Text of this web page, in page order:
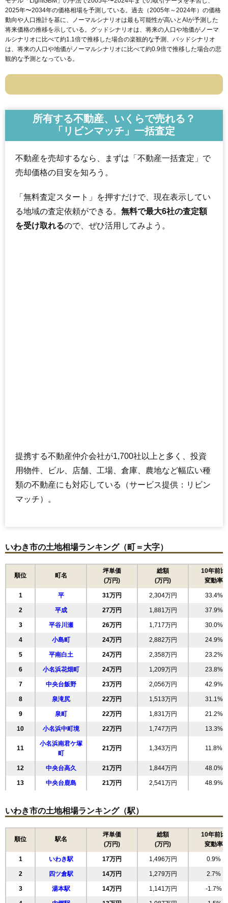
2025年〜2034年の価格相場を予測している。過去（2005年～2024年）の価格
動向や人口推計を基に、ノーマルシナリオは最も可能性が高いとAIが予測した
将来価格の推移を示している。グッドシナリオは、将来の人口や地価がノーマ
ルシナリオに比べて約1.1倍で推移した場合の楽観的な予測、バッドシナリオ
は、将来の人口や地価がノーマルシナリオに比べて約0.9倍で推移した場合の悲
観的な予測となっている。
所有する不動産、いくらで売れる？
「リビンマッチ」一括査定
不動産を売却するなら、まずは「不動産一括査定」で
売却価格の目安を知ろう。
「無料査定スタート」を押すだけで、現在表示してい
る地域の査定依頼ができる。 無料で最大6社の査定額
を受け取れるので、ぜひ活用してみよう。
提携する不動産仲介会社が1,700社以上と多く、投資
用物件、ビル、店舗、工場、倉庫、農地など幅広い種
類の不動産にも対応している（サービス提供：リビン
マッチ）。
いわき市の土地相場ランキング（町＝大字）
順位 町名
坪単価
(万円)
総額
(万円)
10年前比
変動率
1 平 31万円 2,304万円 33.4%
2 平成 27万円 1,881万円 37.9%
3 平谷川瀬 26万円 1,717万円 30.0%
4 小島町 24万円 2,882万円 24.9%
5 平南白土 24万円 2,358万円 23.2%
6 小名浜花畑町 24万円 1,209万円 23.8%
7 中央台飯野 23万円 2,056万円 42.9%
8 泉滝尻 22万円 1,513万円 31.1%
9 泉町 22万円 1,831万円 21.2%
10 小名浜中町境 22万円 1,747万円 13.3%
11
小名浜南君ケ塚
町
21万円 1,343万円 11.8%
12 中央台高久 21万円 1,844万円 48.0%
13 中央台鹿島 21万円 2,541万円 48.9%
15 泉玉露 21万円
16 湘南台 21万円 1,597万円 21.5%
17 内郷御厩町 20万円 1,511万円 22.2%
18 泉町玉露 19万円 1,325万円 21.6%
19 小名浜諏訪町 19万円 1,140万円 10.5%
20 好間町下好間 19万円 1,646万円 6.1%
いわき市の土地相場ランキング（駅）
順位 駅名
坪単価
(万円)
総額
(万円)
10年前比
変動率
1 いわき駅 17万円 1,496万円 0.9%
2 四ツ倉駅 14万円 1,279万円 2.7%
3 湯本駅 14万円 1,141万円 -1.7%